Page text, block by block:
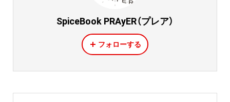
SpiceBook PRAyER（プレア）
フォローする